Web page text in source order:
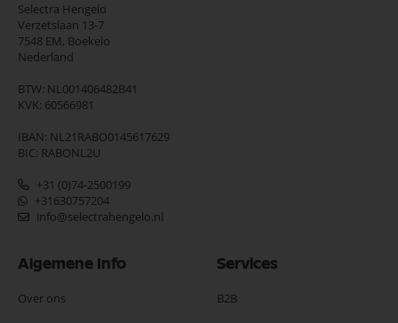
Selectra Hengelo
Verzetslaan 13-7
7548 EM, Boekelo
Nederland
BTW: NL001406482B41
KVK: 60566981
IBAN: NL21RABO0145617629
BIC: RABONL2U
+31 (0)74-2500199
+31630757204
info@selectrahengelo.nl
Algemene Info
Over ons
Services
B2B